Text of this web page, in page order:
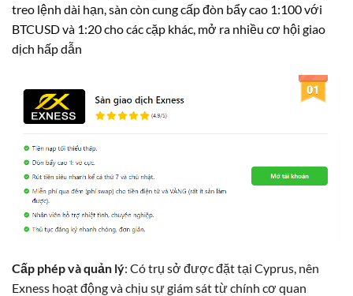
treo lệnh dài hạn, sàn còn cung cấp đòn bẩy cao 1:100 với
BTCUSD và 1:20 cho các cặp khác, mở ra nhiều cơ hội giao
dịch hấp dẫn
Cấp phép và quản lý: Có trụ sở được đặt tại Cyprus, nên
Exness hoạt động và chịu sự giám sát từ chính cơ quan